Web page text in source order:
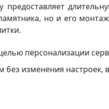
но и его
персонализации
изменения настроек,